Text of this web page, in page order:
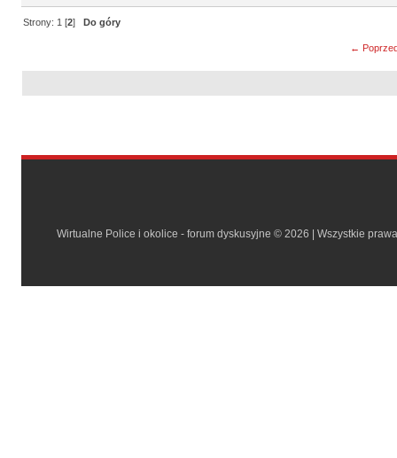
Strony: 1 [2]Do góry
←
Wirtualne Police i okolice - forum dyskusyjne © 2026 | Wszystkie